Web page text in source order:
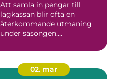
Att samla in pengar till
lagkassan blir ofta en
återkommande utmaning
under säsongen.
02. mar